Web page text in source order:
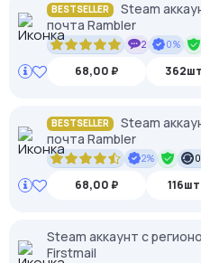
BESTSELLER
Steam
почта Rambler
2 0%
68,00 ₽
BESTSELLER
Steam
почта Rambler
2%
68,00 ₽
Steam аккаунт с
Firstmail